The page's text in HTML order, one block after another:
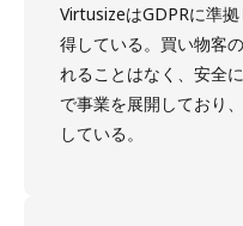
VirtusizeはGDPRに準
得している。買い物客
れることはなく、安全
で事業を展開しており
している。